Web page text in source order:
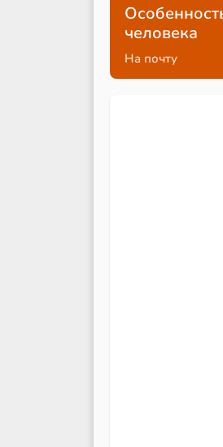
человека
На почту